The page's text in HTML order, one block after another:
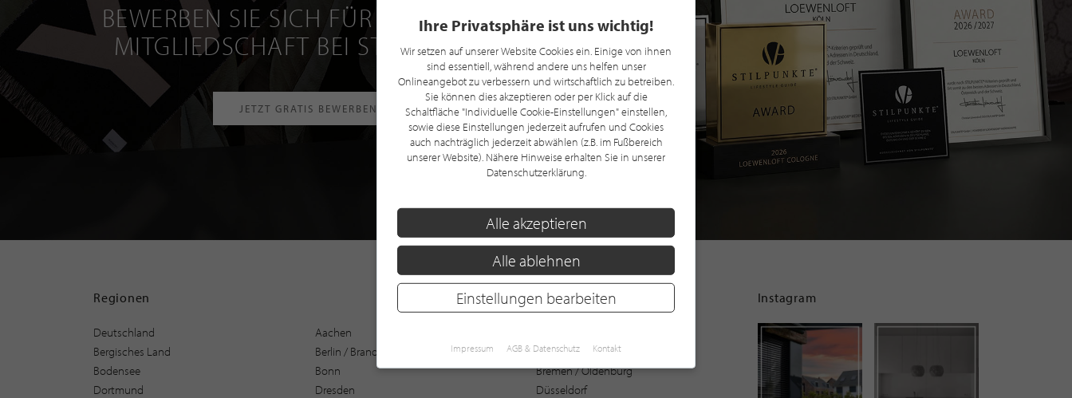
BEWERBEN SIE SICH FÜR EINE GRATIS
MITGLIEDSCHAFT BEI STILPUNKTE®
JETZT GRATIS BEWERBEN
Regionen
Deutschland Aachen
Bergisches Land
Berlin / Brandenburg
Bochum
Bodensee
Bonn
Bremen / Oldenburg
Dortmund
Dresden
Düsseldorf
Instagram
Ihre Privatsphäre ist uns wichtig!
Wir setzen auf unserer Website Cookies ein. Einige von ihnen
sind essentiell, während andere uns helfen unser
Onlineangebot zu verbessern und wirtschaftlich zu betreiben.
Sie können dies akzeptieren oder per Klick auf die
Schaltfläche "Individuelle Cookie-Einstellungen" einstellen,
sowie diese Einstellungen jederzeit aufrufen und Cookies
auch nachträglich jederzeit abwählen (z.B. im Fußbereich
unserer Website). Nähere Hinweise erhalten Sie in unserer
Datenschutzerklärung.
Alle akzeptieren
Alle ablehnen
Einstellungen bearbeiten
Impressum AGB & Datenschutz Kontakt